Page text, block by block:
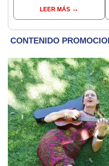
hasta las 7 p.m.
LEER MÁS